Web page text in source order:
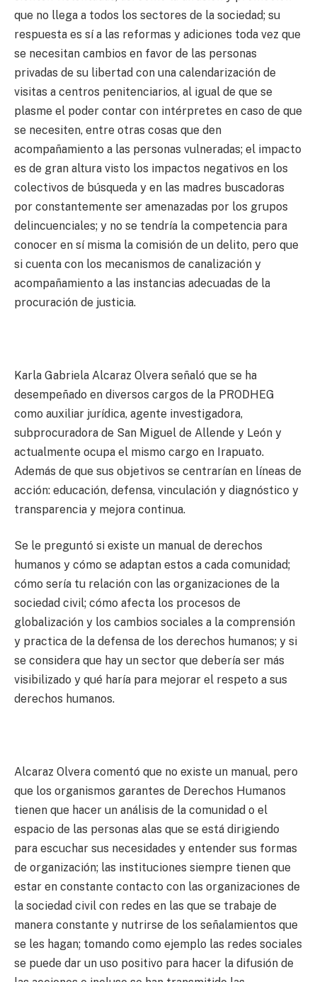
que no llega a todos los sectores de la sociedad; su
respuesta es sí a las reformas y adiciones toda vez que
se necesitan cambios en favor de las personas
privadas de su libertad con una calendarización de
visitas a centros penitenciarios, al igual de que se
plasme el poder contar con intérpretes en caso de que
se necesiten, entre otras cosas que den
acompañamiento a las personas vulneradas; el impacto
es de gran altura visto los impactos negativos en los
colectivos de búsqueda y en las madres buscadoras
por constantemente ser amenazadas por los grupos
delincuenciales; y no se tendría la competencia para
conocer en sí misma la comisión de un delito, pero que
si cuenta con los mecanismos de canalización y
acompañamiento a las instancias adecuadas de la
procuración de justicia.
Karla Gabriela Alcaraz Olvera señaló que se ha
desempeñado en diversos cargos de la PRODHEG
como auxiliar jurídica, agente investigadora,
subprocuradora de San Miguel de Allende y León y
actualmente ocupa el mismo cargo en Irapuato.
Además de que sus objetivos se centrarían en líneas de
acción: educación, defensa, vinculación y diagnóstico y
transparencia y mejora continua.
Se le preguntó si existe un manual de derechos
humanos y cómo se adaptan estos a cada comunidad;
cómo sería tu relación con las organizaciones de la
sociedad civil; cómo afecta los procesos de
globalización y los cambios sociales a la comprensión
y practica de la defensa de los derechos humanos; y si
se considera que hay un sector que debería ser más
visibilizado y qué haría para mejorar el respeto a sus
derechos humanos.
Alcaraz Olvera comentó que no existe un manual, pero
que los organismos garantes de Derechos Humanos
tienen que hacer un análisis de la comunidad o el
espacio de las personas alas que se está dirigiendo
para escuchar sus necesidades y entender sus formas
de organización; las instituciones siempre tienen que
estar en constante contacto con las organizaciones de
la sociedad civil con redes en las que se trabaje de
manera constante y nutrirse de los señalamientos que
se les hagan; tomando como ejemplo las redes sociales
se puede dar un uso positivo para hacer la difusión de